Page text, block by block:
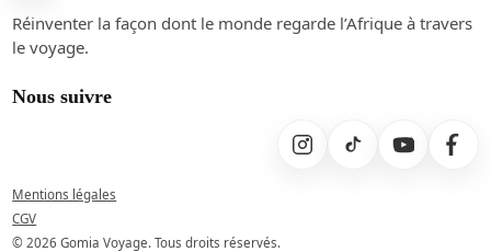
Réinventer la façon dont le monde regarde l’Afrique à travers
le voyage.
Nous suivre
Mentions légales
CGV
© 2026 Gomia Voyage. Tous droits réservés.